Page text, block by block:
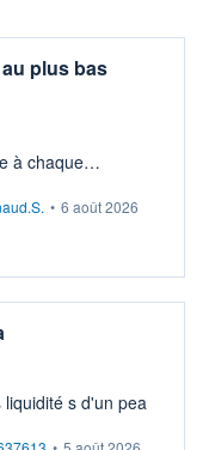
plus bas
à chaque
retraite.
• 6 août 2026
s d'un pea